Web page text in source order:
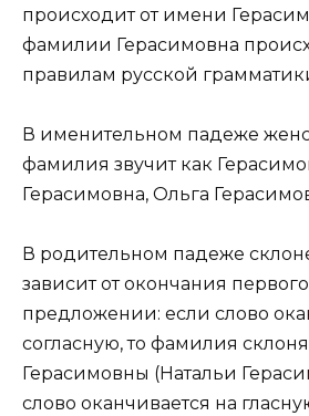
происходит от имени
фамилии Герасимовна
правилам русской
В именительном падеже
фамилия звучит как
Герасимовна, Ольга
В родительном падеже
зависит от окончания
предложении: если слово
согласную, то фамилия
Герасимовны (Натальи
слово оканчивается на